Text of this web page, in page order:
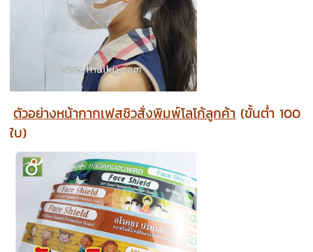
ตัวอย่างหน้ากากเฟสชิวสั่งพิมพ์โลโก้ลูกค้า (ขั้นต่ำ 100
ใบ)